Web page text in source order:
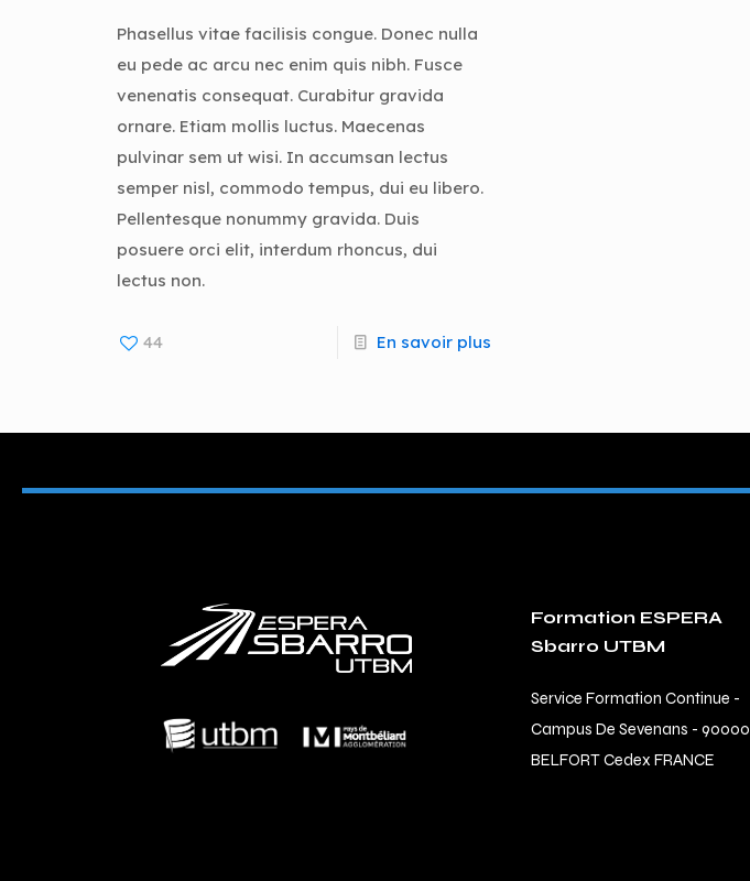
Phasellus vitae facilisis congue. Donec nulla
eu pede ac arcu nec enim quis nibh. Fusce
venenatis consequat. Curabitur gravida
ornare. Etiam mollis luctus. Maecenas
pulvinar sem ut wisi. In accumsan lectus
semper nisl, commodo tempus, dui eu libero.
Pellentesque nonummy gravida. Duis
posuere orci elit, interdum rhoncus, dui
lectus non.
44 En savoir plus
Formation ESPERA
Sbarro UTBM
Service Formation Continue -
Campus De Sevenans - 90000
BELFORT Cedex FRANCE